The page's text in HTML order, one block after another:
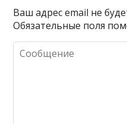
Ваш адрес email не
Обязательные поля